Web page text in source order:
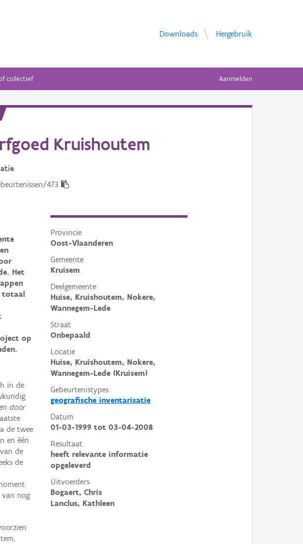
Downloads Hergebruik
collectief Aanmelden
Kruishoutem
473
Provincie
Oost-Vlaanderen
Gemeente
Kruisem
Deelgemeente
Huise, Kruishoutem, Nokere,
Wannegem-Lede
Straat
Onbepaald
Locatie
Huise, Kruishoutem, Nokere,
Wannegem-Lede (Kruisem)
Gebeurtenistypes
geografische inventarisatie
Datum
01-03-1999 tot 03-04-2008
Resultaat
heeft relevante informatie
opgeleverd
Uitvoerders
Bogaert, Chris
Lanclus, Kathleen
Het
totaal
op
in de
door
de twee
en één
de
de
van nog